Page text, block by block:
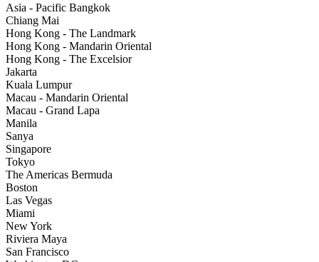
Asia - Pacific Bangkok
Chiang Mai
Hong Kong - The Landmark
Hong Kong - Mandarin Oriental
Hong Kong - The Excelsior
Jakarta
Kuala Lumpur
Macau - Mandarin Oriental
Macau - Grand Lapa
Manila
Sanya
Singapore
Tokyo
The Americas Bermuda
Boston
Las Vegas
Miami
New York
Riviera Maya
San Francisco